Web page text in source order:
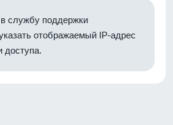
службу поддержки
отображаемый IP-адрес
доступа.